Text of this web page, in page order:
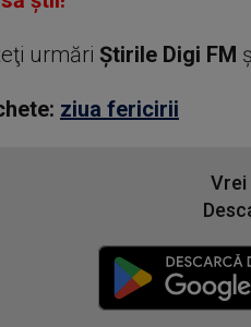
urmări Știrile Digi FM
ziua fericirii
Vrei